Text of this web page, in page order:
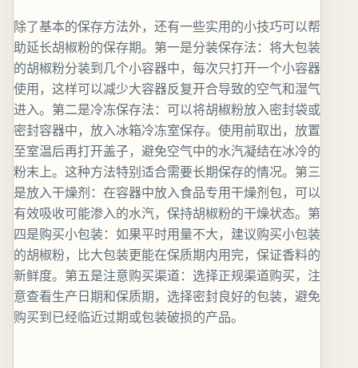
除了基本的保存方法外，还有一些实用的小技巧可以帮
助延长胡椒粉的保存期。第一是分装保存法：将大包装
的胡椒粉分装到几个小容器中，每次只打开一个小容器
使用，这样可以减少大容器反复开合导致的空气和湿气
进入。第二是冷冻保存法：可以将胡椒粉放入密封袋或
密封容器中，放入冰箱冷冻室保存。使用前取出，放置
至室温后再打开盖子，避免空气中的水汽凝结在冰冷的
粉末上。这种方法特别适合需要长期保存的情况。第三
是放入干燥剂：在容器中放入食品专用干燥剂包，可以
有效吸收可能渗入的水汽，保持胡椒粉的干燥状态。第
四是购买小包装：如果平时用量不大，建议购买小包装
的胡椒粉，比大包装更能在保质期内用完，保证香料的
新鲜度。第五是注意购买渠道：选择正规渠道购买，注
意查看生产日期和保质期，选择密封良好的包装，避免
购买到已经临近过期或包装破损的产品。